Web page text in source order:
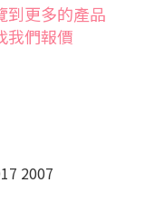
到更多的產品
我們報價
2007